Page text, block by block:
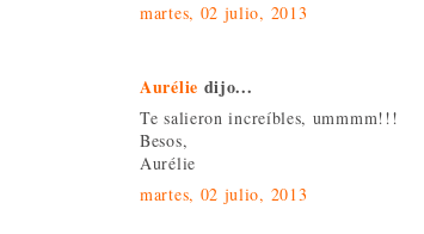
martes, 02 julio, 2013
Aurélie dijo...
Te salieron increíbles, ummmm!!!
Besos,
Aurélie
martes, 02 julio, 2013